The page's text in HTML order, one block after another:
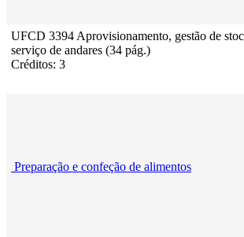
UFCD 3394 Aprovisionamento, gestão de
serviço de andares (34 pág.)
Créditos: 3
Preparação e confeção de alimentos